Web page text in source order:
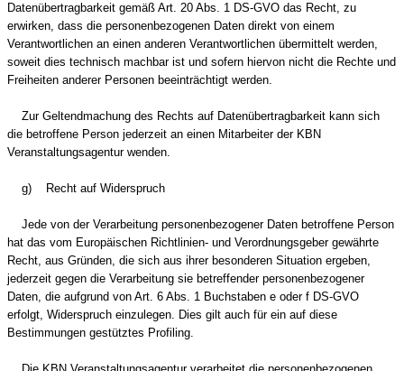
Datenübertragbarkeit gemäß Art. 20 Abs. 1 DS-GVO das Recht, zu
erwirken, dass die personenbezogenen Daten direkt von einem
Verantwortlichen an einen anderen Verantwortlichen übermittelt werden,
soweit dies technisch machbar ist und sofern hiervon nicht die Rechte und
Freiheiten anderer Personen beeinträchtigt werden.
Zur Geltendmachung des Rechts auf Datenübertragbarkeit kann sich
die betroffene Person jederzeit an einen Mitarbeiter der KBN
Veranstaltungsagentur wenden.
g) Recht auf Widerspruch
Jede von der Verarbeitung personenbezogener Daten betroffene Person
hat das vom Europäischen Richtlinien- und Verordnungsgeber gewährte
Recht, aus Gründen, die sich aus ihrer besonderen Situation ergeben,
jederzeit gegen die Verarbeitung sie betreffender personenbezogener
Daten, die aufgrund von Art. 6 Abs. 1 Buchstaben e oder f DS-GVO
erfolgt, Widerspruch einzulegen. Dies gilt auch für ein auf diese
Bestimmungen gestütztes Profiling.